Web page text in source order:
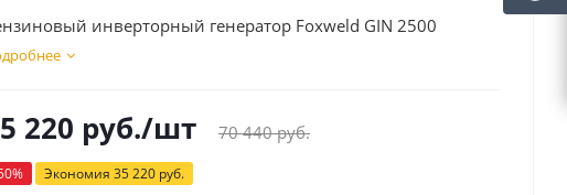
инверторный генератор Foxweld GIN 2500
220 руб./шт 70 440руб.
% Экономия 35 220 руб.